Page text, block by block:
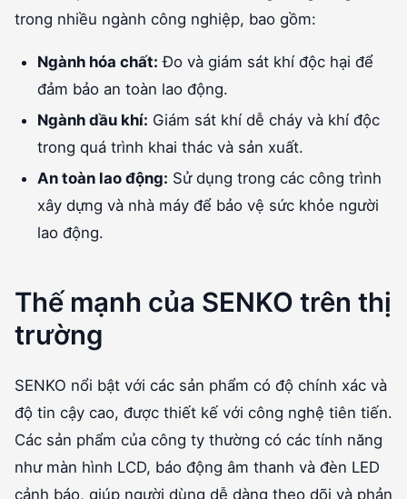
trong nhiều ngành công nghiệp, bao gồm:
Ngành hóa chất: Đo và giám sát khí độc hại để
đảm bảo an toàn lao động.
Ngành dầu khí: Giám sát khí dễ cháy và khí độc
trong quá trình khai thác và sản xuất.
An toàn lao động: Sử dụng trong các công trình
xây dựng và nhà máy để bảo vệ sức khỏe người
lao động.
Thế mạnh của SENKO trên thị
trường
SENKO nổi bật với các sản phẩm có độ chính xác và
độ tin cậy cao, được thiết kế với công nghệ tiên tiến.
Các sản phẩm của công ty thường có các tính năng
như màn hình LCD, báo động âm thanh và đèn LED
cảnh báo, giúp người dùng dễ dàng theo dõi và phản